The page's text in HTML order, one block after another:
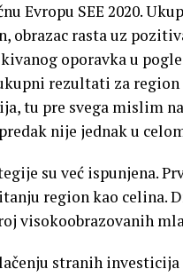
Evropu SEE 2020.
obrazac rasta uz
oporavka u
rezultati za
tu pre svega mislim
nije jednak u
su već ispunjena.
region kao celina.
visokoobrazovanih
stranih investicija